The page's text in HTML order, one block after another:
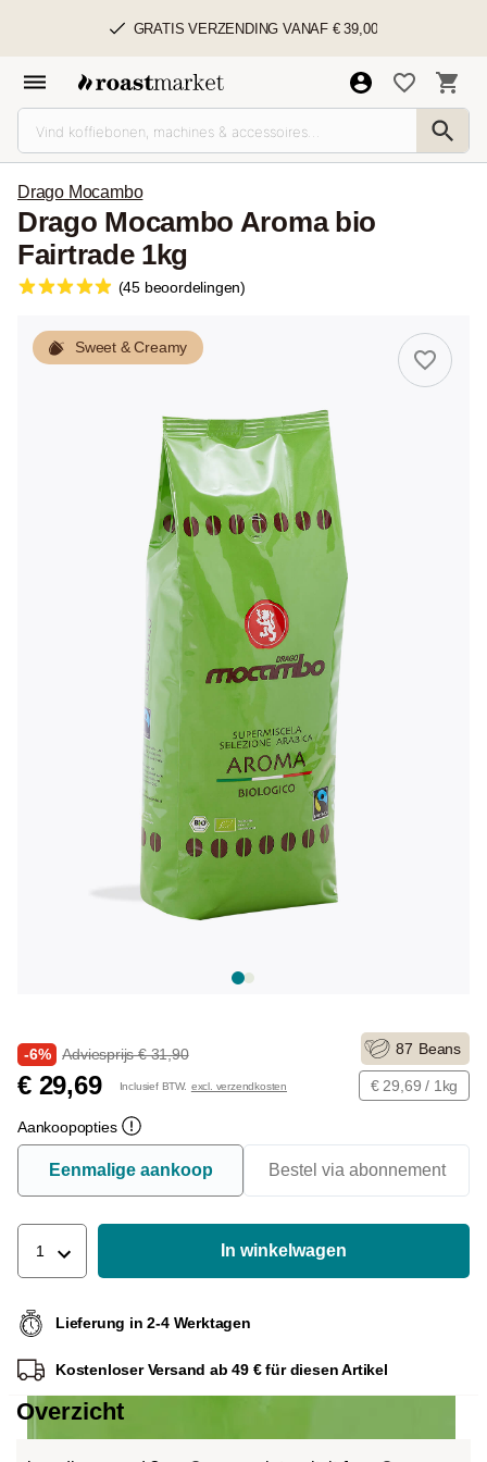
GRATIS VERZENDING VANAF € 39,00
Drago Mocambo
Drago Mocambo Aroma bio
Fairtrade 1kg
(45 beoordelingen)
Sweet & Creamy
-6% Adviesprijs € 31,90
€ 29,69 Inclusief BTW. excl. verzendkosten
87 Beans
€ 29,69 / 1kg
Aankoopopties
Eenmalige aankoop Bestel via abonnement
1 In winkelwagen
Lieferung in 2-4 Werktagen
Kostenloser Versand ab 49 € für diesen Artikel
Overzicht